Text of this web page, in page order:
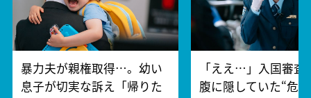
暴力夫が親権取得…。幼い
息子が切実な訴え「帰りた
「ええ…」入国審査
腹に隠していた“危